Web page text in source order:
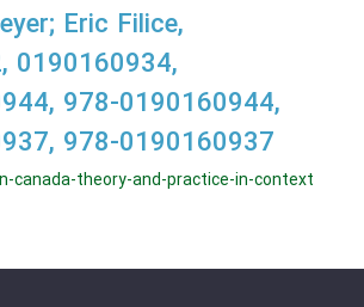
Eric Filice,
0190160934,
978-0190160944,
978-0190160937
canada-theory-and-practice-in-context